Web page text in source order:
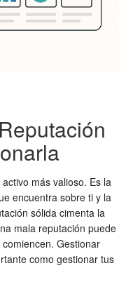
más valioso. Es la
encuentra sobre ti y la
sólida cimenta la
mala reputación puede
Gestionar
como gestionar tus